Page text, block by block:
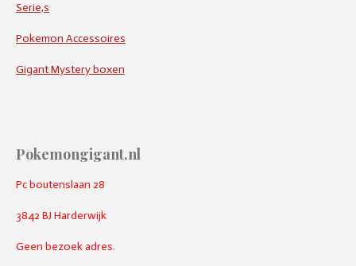
Serie,s
Pokemon Accessoires
Gigant Mystery boxen
Pokemongigant.nl
Pc boutenslaan 28
3842 BJ Harderwijk
Geen bezoek adres.